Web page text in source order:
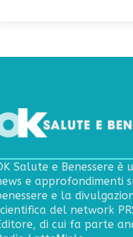
Salute e Benessere è
e approfondimenti
e la
del network
di cui fa parte